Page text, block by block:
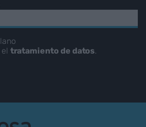
tratamiento de datos.